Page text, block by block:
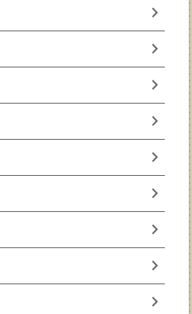
chevron_right
chevron_right
chevron_right
chevron_right
chevron_right
chevron_right
chevron_right
chevron_right
chevron_right